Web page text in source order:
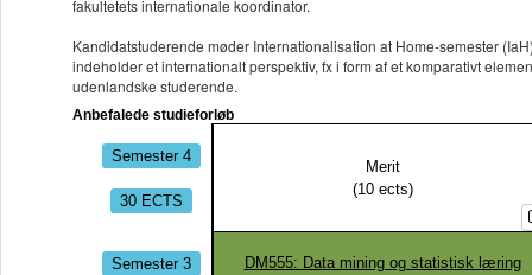
fakultetets internationale koordinator.
Kandidatstuderende møder Internationalisation at Home-semester
indeholder et internationalt perspektiv, fx i form af et komparativt
udenlandske studerende.
Anbefalede studieforløb
Semester 4
30 ECTS
Merit
(10ects)
Semester 3
DM555: Data mining og statistisk læring